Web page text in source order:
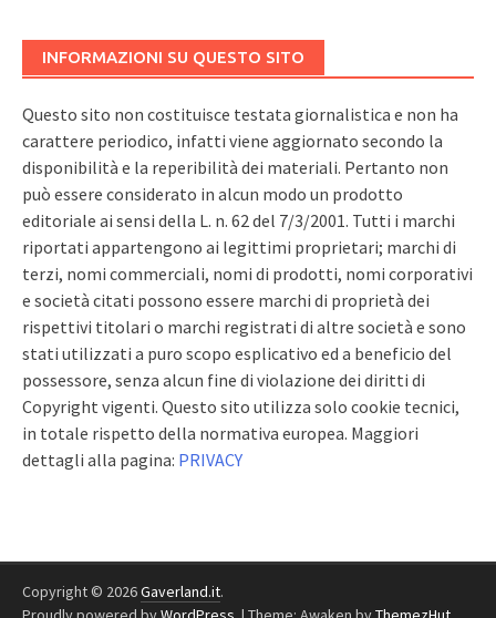
INFORMAZIONI SU QUESTO SITO
Questo sito non costituisce testata giornalistica e non ha
carattere periodico, infatti viene aggiornato secondo la
disponibilità e la reperibilità dei materiali. Pertanto non
può essere considerato in alcun modo un prodotto
editoriale ai sensi della L. n. 62 del 7/3/2001. Tutti i marchi
riportati appartengono ai legittimi proprietari; marchi di
terzi, nomi commerciali, nomi di prodotti, nomi corporativi
e società citati possono essere marchi di proprietà dei
rispettivi titolari o marchi registrati di altre società e sono
stati utilizzati a puro scopo esplicativo ed a beneficio del
possessore, senza alcun fine di violazione dei diritti di
Copyright vigenti. Questo sito utilizza solo cookie tecnici,
in totale rispetto della normativa europea. Maggiori
dettagli alla pagina: PRIVACY
Copyright © 2026Gaverland.it.